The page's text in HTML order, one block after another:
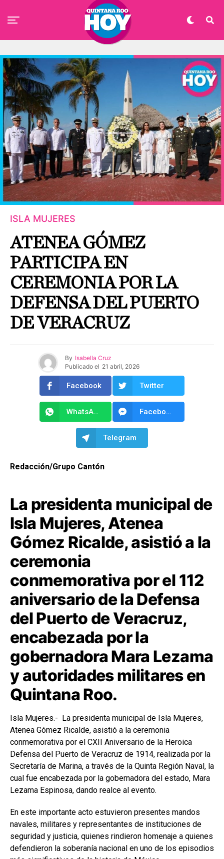
ISLA MUJERES
ATENEA GÓMEZ
PARTICIPA EN
CEREMONIA POR LA
DEFENSA DEL PUERTO
DE VERACRUZ
By Isabella Cruz
Publicado el 21 abril, 2026
Facebook Twitter
WhatsApp Facebook Messenger
Telegram
Redacción/Grupo Cantón
La presidenta municipal de
Isla Mujeres, Atenea
Gómez Ricalde, asistió a la
ceremonia
conmemorativa por el 112
aniversario de la Defensa
del Puerto de Veracruz,
encabezada por la
gobernadora Mara Lezama
y autoridades militares en
Quintana Roo.
Isla Mujeres.- La presidenta municipal de Isla Mujeres,
Atenea Gómez Ricalde, asistió a la ceremonia
conmemorativa por el CXII Aniversario de la Heroica
Defensa del Puerto de Veracruz de 1914, realizada por la
Secretaría de Marina, a través de la Quinta Región Naval, la
cual fue encabezada por la gobernadora del estado, Mara
Lezama Espinosa, dando realce al evento.
En este importante acto estuvieron presentes mandos
navales, militares y representantes de instituciones de
seguridad y justicia, quienes rindieron homenaje a quienes
defendieron la soberanía nacional en uno de los episodios